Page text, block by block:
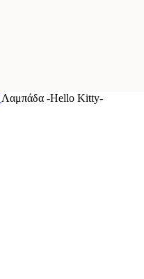
Λαμπάδα -Hello Kitty-